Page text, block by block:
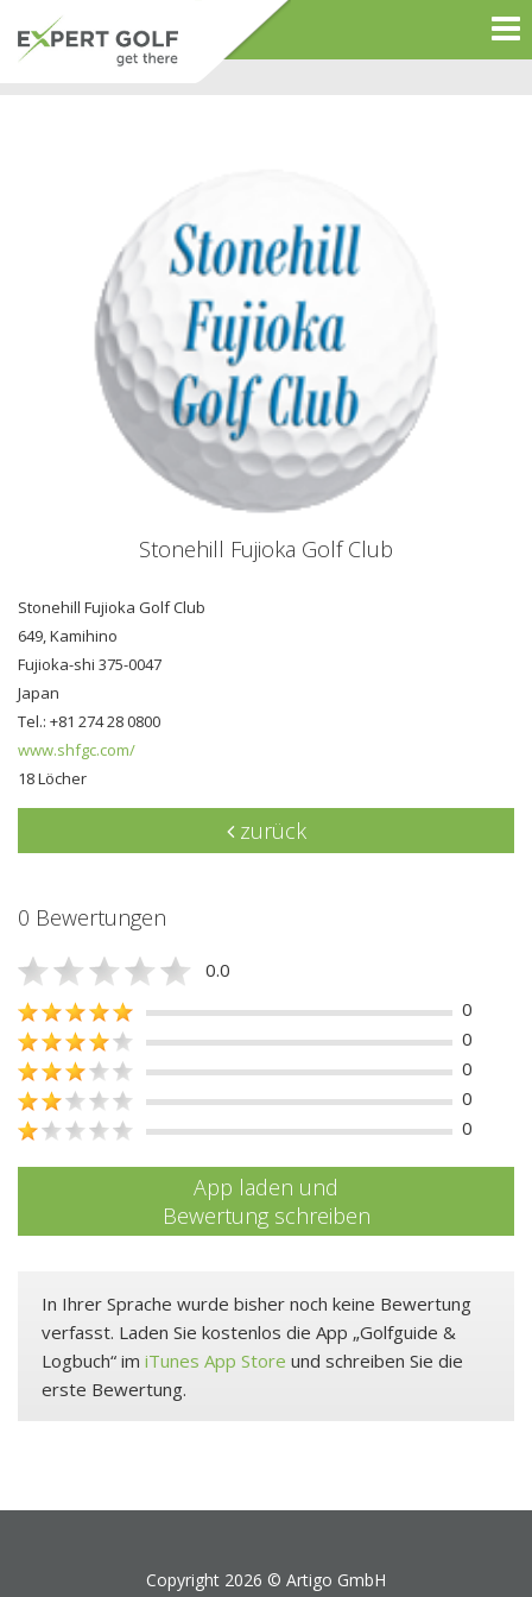
Stonehill Fujioka Golf Club
Stonehill Fujioka Golf Club
649, Kamihino
Fujioka-shi 375-0047
Japan
Tel.: +81 274 28 0800
www.shfgc.com/
18 Löcher
zurück
0 Bewertungen
0.0
0
0
0
0
0
App laden und
Bewertung schreiben
In Ihrer Sprache wurde bisher noch keine Bewertung
verfasst. Laden Sie kostenlos die App „Golfguide &
Logbuch“ im iTunes App Store und schreiben Sie die
erste Bewertung.
Copyright 2026 © Artigo GmbH